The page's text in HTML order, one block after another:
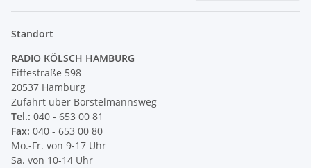
Standort
RADIO KÖLSCH HAMBURG
Eiffestraße 598
20537 Hamburg
Zufahrt über Borstelmannsweg
Tel.: 040 - 653 00 81
Fax: 040 - 653 00 80
Mo.-Fr. von 9-17 Uhr
Sa. von 10-14 Uhr